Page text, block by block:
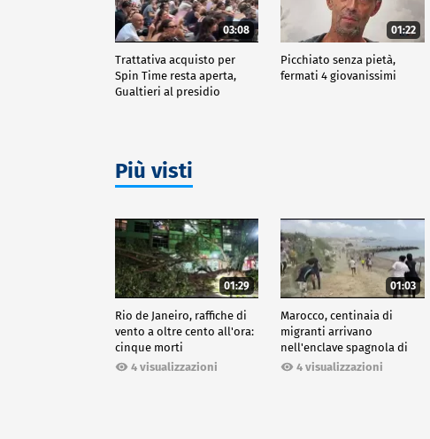
03:08
Trattativa acquisto per
Spin Time resta aperta,
Gualtieri al presidio
01:22
Picchiato senza pietà,
fermati 4 giovanissimi
Più visti
01:29
Rio de Janeiro, raffiche di
vento a oltre cento all'ora:
cinque morti
4 visualizzazioni
01:03
Marocco, centinaia di
migranti arrivano
nell'enclave spagnola di
Ceuta4 visualizzazioni